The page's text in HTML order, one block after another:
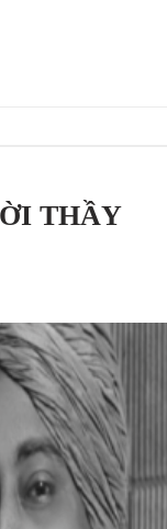
THẦY